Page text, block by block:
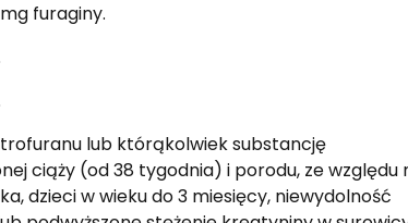
furaginy.
lub którąkolwiek substancję
ciąży (od 38 tygodnia) i porodu, ze względu
dzieci w wieku do 3 miesięcy, niewydolność